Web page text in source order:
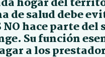
de salud debe
NO hace parte
Su función
a los